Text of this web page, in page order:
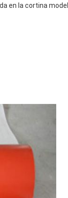
en la cortina